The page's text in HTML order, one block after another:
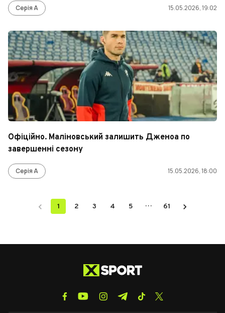
Серія А 15.05.2026, 19:02
Офіційно. Маліновський залишить Дженоа по
завершенні сезону
Серія А 15.05.2026, 18:00
1 2 3 4 5 … 61